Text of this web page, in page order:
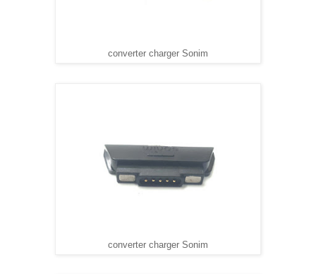
converter charger Sonim
converter charger Sonim